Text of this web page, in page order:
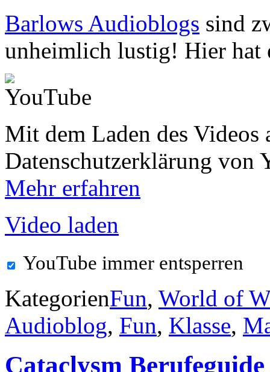
Barlows Audioblogs sind
unheimlich lustig! Hier hat
Mit dem Laden des Videos
Datenschutzerklärung von
Mehr erfahren
Video laden
YouTube immer entsperren
KategorienFun, World of
Audioblog, Fun, Klasse,
Cataclysm Berufeguide